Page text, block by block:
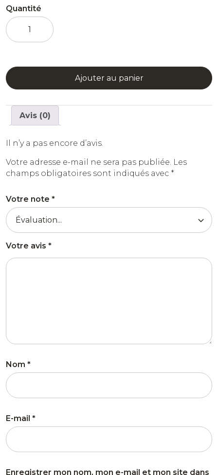
Quantité
quantité
de
Liqueur
Ajouter au panier
Avis (0)
Il n’y a pas encore d’avis.
Votre adresse e-mail ne sera pas publiée. Les
champs obligatoires sont indiqués avec *
Votre note *
Votre avis *
Nom *
E-mail *
Enregistrer mon nom, mon e-mail et mon site dans